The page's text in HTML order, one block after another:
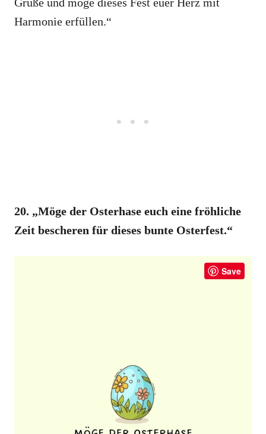
Harmonie erfüllen.“
20. „Möge der Osterhase euch eine fröhliche
Zeit bescheren für dieses bunte Osterfest.“
Save